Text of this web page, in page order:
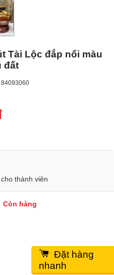
Tài Lộc đắp nổi màu
đất
84093060
thành viên
Còn hàng
Đặt hàng
nhanh